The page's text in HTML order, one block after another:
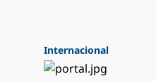
Internacional